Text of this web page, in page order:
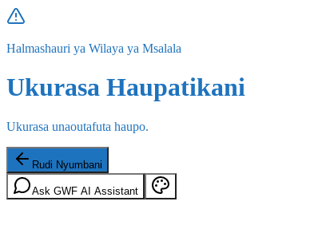
Halmashauri ya Wilaya ya Msalala
Ukurasa Haupatikani
Ukurasa unaoutafuta haupo.
Rudi Nyumbani
Ask GWF AI Assistant